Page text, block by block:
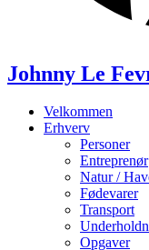
Johnny Le
Velkommen
Erhverv
Personer
Entreprenør
Natur /
Fødevarer
Transport
Opgaver